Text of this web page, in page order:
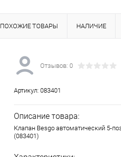
ПОХОЖИЕ ТОВАРЫ НАЛИЧИЕ
Отзывов: 0
Артикул: 083401
Описание товара:
Клапан Besgo автоматический 5-
(083401)